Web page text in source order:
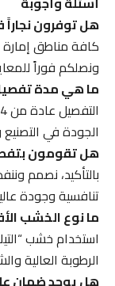
هل توفرون نجاراً
كافة مناطق إمارة
ونصلكم فوراً
ما هي مدة تفصيل
الجودة في التصنيع
هل تقومون
بالتأكيد، نصمم
تنافسية وجودة
ما نوع الخشب
استخدام خشب
الرطوبة العالية
هل يوجد ضمان على